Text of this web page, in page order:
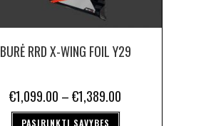
BURĖ RRD X-WING FOIL Y29
€1,099.00 –€1,389.00
PASIRINKTI SAVYBES